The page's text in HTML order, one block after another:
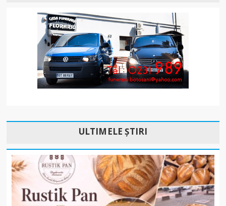
ULTIMELE ȘTIRI